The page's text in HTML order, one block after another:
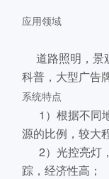
应用领域
道路照明，景
科普，大型广告
系统特点
1）根据不同
源的比例，较大
2）光控亮灯
踪，经济性高；